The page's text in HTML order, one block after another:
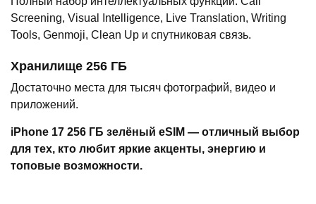
Screening, Visual Intelligence, Live Translation, Writing
Tools, Genmoji, Clean Up и спутниковая связь.
Хранилище 256 ГБ
Достаточно места для тысяч фотографий, видео и
приложений.
iPhone 17 256 ГБ зелёный eSIM — отличный выбор
для тех, кто любит яркие акценты, энергию и
топовые возможности.